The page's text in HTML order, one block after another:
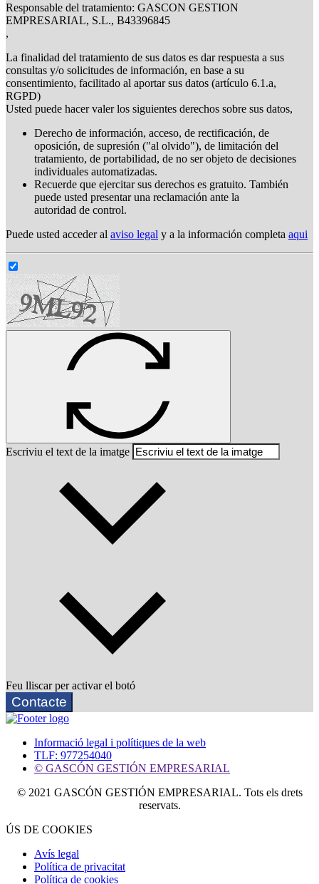
Responsable del tratamiento: GASCON GESTION
EMPRESARIAL, S.L., B43396845
,
La finalidad del tratamiento de sus datos es dar respuesta a sus
consultas y/o solicitudes de información, en base a su
consentimiento, facilitado al aportar sus datos (artículo 6.1.a,
RGPD)
Usted puede hacer valer los siguientes derechos sobre sus datos,
Derecho de información, acceso, de rectificación, de
oposición, de supresión ("al olvido"), de limitación del
tratamiento, de portabilidad, de no ser objeto de decisiones
individuales automatizadas.
Recuerde que ejercitar sus derechos es gratuito. También
puede usted presentar una reclamación ante la
autoridad de control.
Puede usted acceder al aviso legal y a la información completa aqui
Escriviu el text de la imatge
Feu lliscar per activar el botó
Contacte
Informació legal i polítiques de la web
TLF: 977254040
© GASCÓN GESTIÓN EMPRESARIAL
© 2021 GASCÓN GESTIÓN EMPRESARIAL. Tots els drets
reservats.
ÚS DE COOKIES
Avís legal
Política de privacitat
Política de cookies